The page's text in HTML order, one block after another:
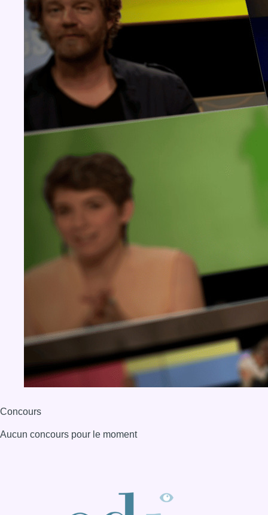
Concours
Aucun concours pour le moment